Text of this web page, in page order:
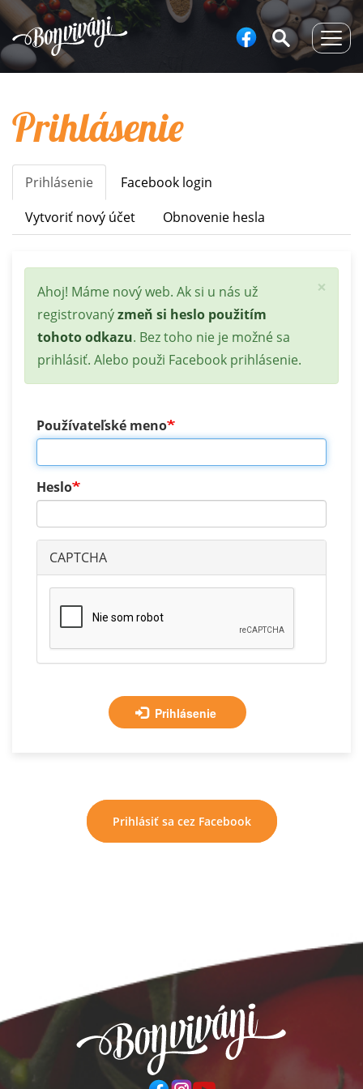
Prihlásenie
Primary
tabs
Prihlásenie (aktívna
karta)
Facebook login
Vytvoriť nový účet
Obnovenie hesla
×
Stavová
správa
Ahoj! Máme nový web. Ak si u nás už
registrovanýzmeň si heslo použitím
tohoto odkazu. Bez toho nie je možné sa
prihlásiť. Alebo použi Facebook prihlásenie.
Používateľské meno
Heslo
CAPTCHA
Prihlásenie
Prihlásiť sa cez Facebook